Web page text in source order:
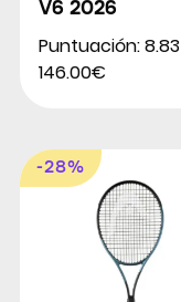
V6 2026
Puntuación: 8.83
146.00€
-28%